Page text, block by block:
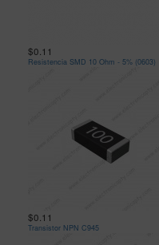
$0.11
Resistencia SMD 10 Ohm - 5% (0603)
$0.11
Transistor NPN C945